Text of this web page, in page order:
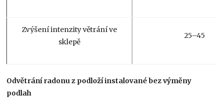
Zvýšení intenzity větrání ve
sklepě
25–45
Odvětrání radonu z podloží instalované bez výměny
podlah